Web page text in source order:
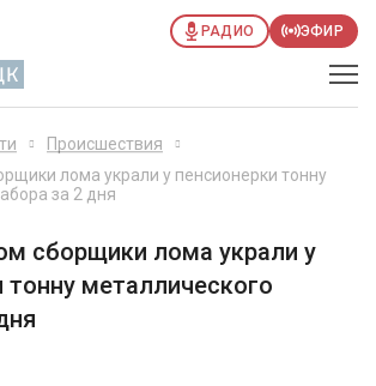
РАДИО ЭФИР
Происшествия
лома украли у пенсионерки тонну
за 2 дня
сборщики лома украли у
тонну металлического